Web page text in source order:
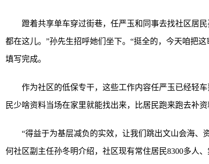
蹬着共享单车穿过街巷，任严玉和同事去找社区居
都在这儿。”孙先生招呼她们坐下。“挺全的，今天咱把
填写完成。
作为社区的低保专干，这些工作内容任严玉已经轻
民少啥资料当场在家里就能找出来，比居民跑来跑去补
“得益于为基层减负的实效，让我们跳出文山会海、
何社区副主任孙冬明介绍，社区现有常住居民8300多人